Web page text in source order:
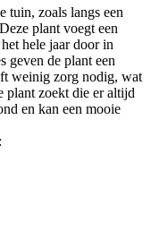
tuin, zoals langs een
plant voegt een
hele jaar door in
geven de plant een
weinig zorg nodig, wat
plant zoekt die er altijd
en kan een mooie